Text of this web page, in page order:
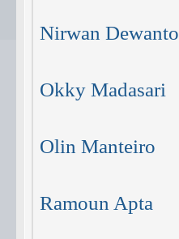
Nirwan Dewanto
Okky Madasari
Olin Manteiro
Ramoun Apta